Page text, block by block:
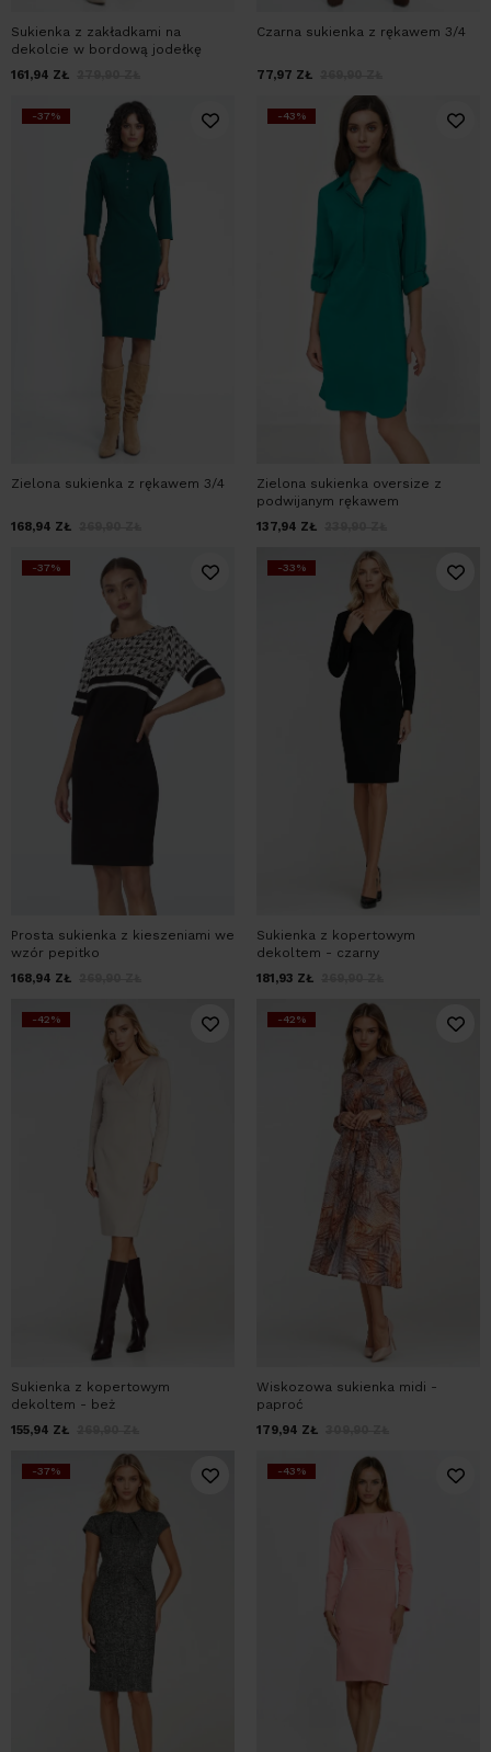
Sukienka z zakładkami na
dekolcie w bordową jodełkę
161,94 ZŁ
Czarna sukienka z rękawem 3/4
77,97 ZŁ
-37%
Zielona sukienka z rękawem 3/4
168,94 ZŁ
-43%
Zielona sukienka oversize z
podwijanym rękawem
137,94 ZŁ
-37%
Prosta sukienka z kieszeniami we
wzór pepitko
168,94 ZŁ
-33%
Sukienka z kopertowym
dekoltem - czarny
181,93 ZŁ
-42%
Sukienka z kopertowym
dekoltem - beż
155,94 ZŁ
-42%
Wiskozowa sukienka midi -
paproć
179,94 ZŁ
-37% -43%